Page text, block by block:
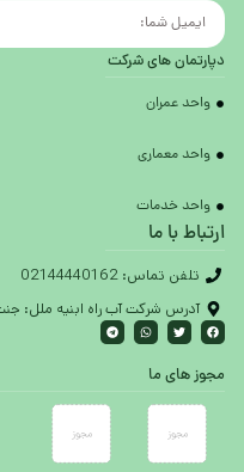
دپارتمان های شرکت
واحد عمران
واحد معماری
واحد خدمات
ارتباط با ما
تلفن تماس: 02144440162
آدرس شرکت آب راه ابنیه ملل: جنت
مجوز های ما